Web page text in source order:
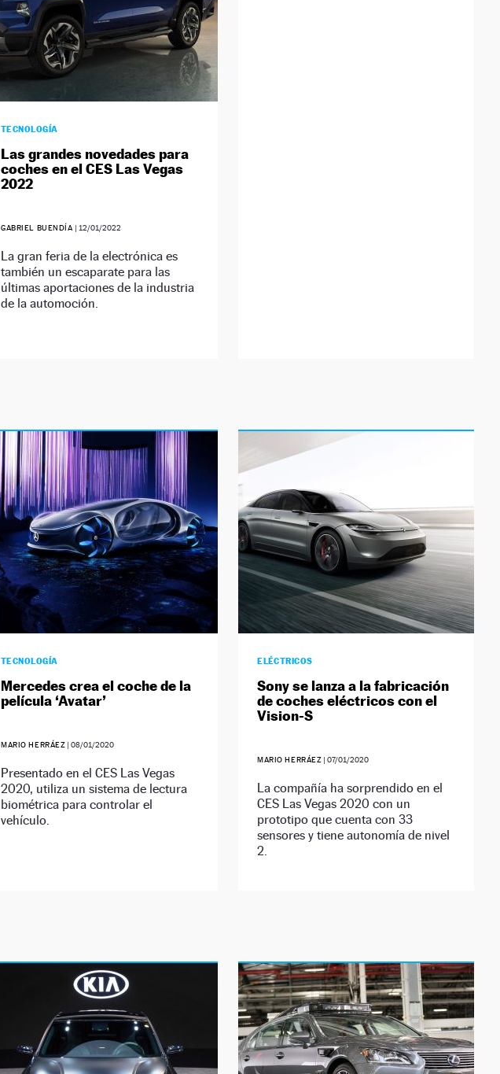
TECNOLOGÍA
Las grandes novedades para
coches en el CES Las Vegas
2022
GABRIEL BUENDÍA | 12/01/2022
La gran feria de la electrónica es
también un escaparate para las
últimas aportaciones de la industria
de la automoción.
TECNOLOGÍA
Mercedes crea el coche de la
película ‘Avatar’
MARIO HERRÁEZ |08/01/2020
Presentado en el CES Las Vegas
2020, utiliza un sistema de lectura
biométrica para controlar el
vehículo.
ELÉCTRICOS
Sony se lanza a la fabricación
de coches eléctricos con el
Vision-S
MARIO HERRÁEZ |07/01/2020
La compañía ha sorprendido en el
CES Las Vegas 2020 con un
prototipo que cuenta con 33
sensores y tiene autonomía de nivel
2.